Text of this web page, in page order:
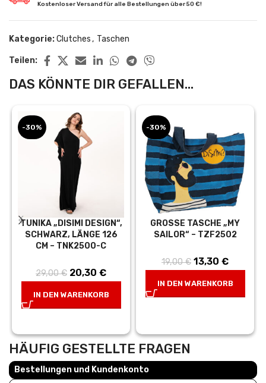
Kostenloser Versand für alle Bestellungen über 50 €!
Kategorie:Clutches, Taschen
Teilen:
DAS KÖNNTE DIR GEFALLEN...
-30%
TUNIKA „DISIMI DESIGN“,
SCHWARZ, LÄNGE 126
CM – TNK2500-C
29,00€ Ursprünglicher
29,00 €
20,30 € Aktueller
20,30 €.
IN DEN WARENKORB
-30%
GROSSE TASCHE „MY S
AILOR“ – TZF2502
19,00€ Ursprünglicher
19,00 €
13,30 €
13,30 €.
IN DEN WARENKORB
HÄUFIG GESTELLTE FRAGEN
Bestellungen und Kundenkonto